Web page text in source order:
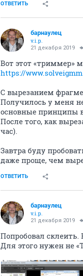
ОТВЕТИТЬ
барнаулец
v.i.p.
21 декабря 2019
Вот этот
https://
С вырезанием
Получилось у меня
основные принципы
После того, как
час).
Завтра буду
даже проще, чем
ОТВЕТИТЬ
барнаулец
v.i.p.
21 декабря 2019
Попробовал
Для этого нужен не